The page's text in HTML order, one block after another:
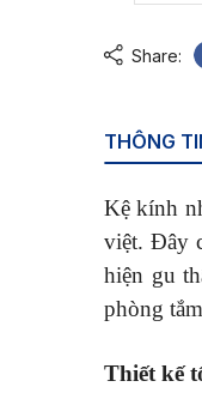
Share:
THÔNG
Kệ kính
việt. Đây
hiện gu
phòng
Thiết kế